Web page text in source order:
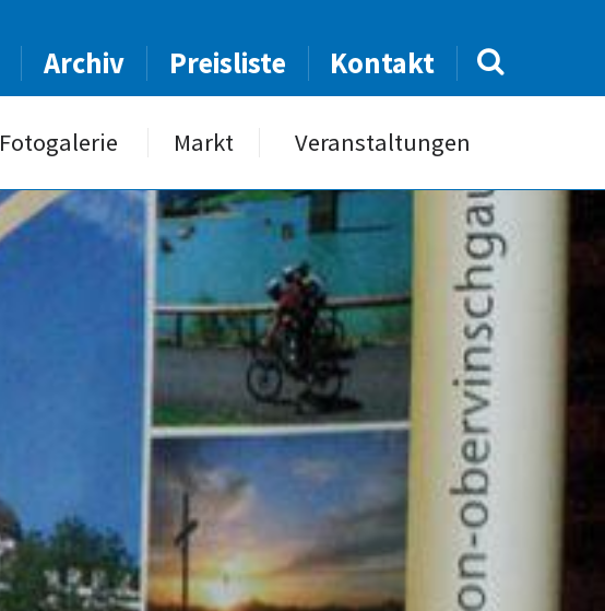
Archiv Preisliste Kontakt
Fotogalerie Markt Veranstaltungen